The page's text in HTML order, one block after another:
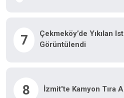
7
Çekmeköy’de Yıkılan
Görüntülendi
8 İzmit'te Kamyon Tıra